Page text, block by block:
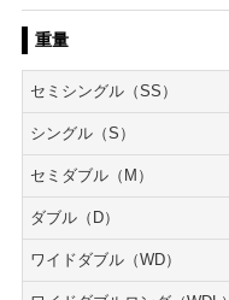
重量
セミシングル（SS）
シングル（S）
セミダブル（M）
ダブル（D）
ワイドダブル（WD）